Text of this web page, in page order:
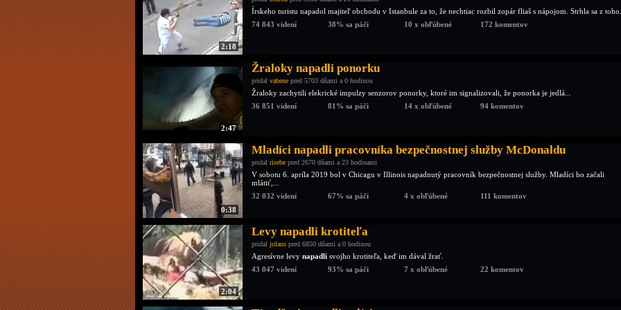
2:18
Írskeho turistu napadol majiteľ obchodu v Istanbule za to, že nechtiac rozbil zopár fliaš s nápojom. Strhla sa z
74 843 videní
38% sa páči 10 x obľúbené 172 komentov
2:47
Žraloky napadli ponorku
pridal vabene pred 5703 dňami a 0 hodinou
Žraloky zachytili elekrické impulzy senzorov ponorky, ktoré im signalizovali, že ponorka je jedlá...
36 851 videní
81% sa páči 14 x obľúbené 94 komentov
0:38
Mladíci napadli pracovníka bezpečnostnej služby McDonaldu
pridal risebe pred 2670 dňami a 23 hodinami
V sobotu 6. apríla 2019 bol v Chicagu v Illinois napadnutý pracovník bezpečnostnej služby. Mladíci ho začali
mlátiť,...
32 032 videní
67% sa páči 4 x obľúbené 111 komentov
2:04
Levy napadli krotiteľa
pridal jolaus pred 6850 dňami a 0 hodinou
Agresívne levy napadli svojho krotiteľa, keď im dával žrať.
43 047 videní
93% sa páči 7 x obľúbené 22 komentov